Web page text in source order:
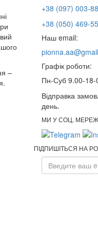
–
+38 (097) 003-
+38 (050) 469-
Наш email:
Графік роботи:
Пн-Суб 9.00-18-
Відправка
день.
МИ У СОЦ.
ПІДПИШІТЬСЯ НА